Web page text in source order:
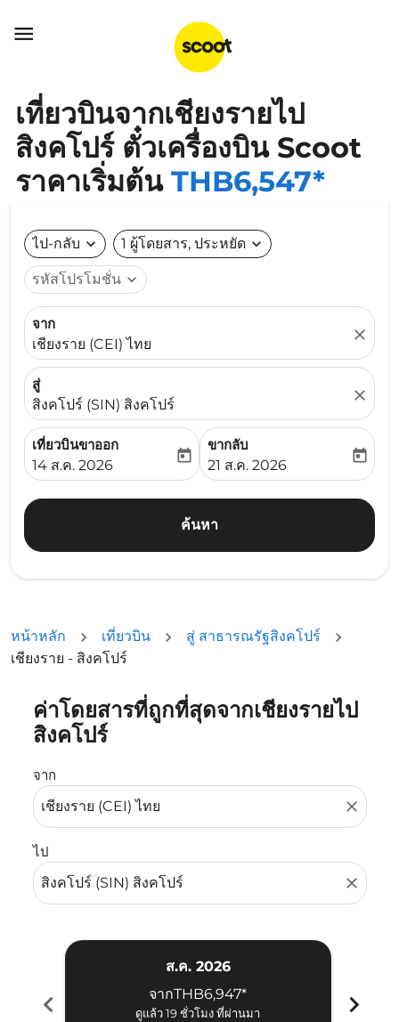

เที่ยวบินจากเชียงรายไป
สิงคโปร์ ตั๋วเครื่องบิน Scoot
ราคาเริ่มต้น THB6,547*
ไป-กลับ expand_more 1 ผู้โดยสาร, ประหยัด expand_more
รหัสโปรโมชั่น expand_more
จาก
เชียงราย (CEI) ไทย
close
สู่
สิงคโปร์ (SIN) สิงคโปร์
close
เที่ยวบินขาออก
fc-booking-departure-date-aria-label
14 ส.ค. 2026
today
ขากลับ
fc-booking-return-date-
21 ส.ค. 2026
today
ค้นหา
หน้าหลัก เที่ยวบิน
สู่ สาธารณรัฐสิงคโปร์
เชียงราย - สิงคโปร์
ค่าโดยสารที่ถูกที่สุดจากเชียงรายไป
สิงคโปร์
จาก
close
ไป
close
chevron_left
ส.ค. 2026
จากTHB6,947*
ดูแล้ว 19 ชั่วโมง ที่ผ่านมา
chevron_right